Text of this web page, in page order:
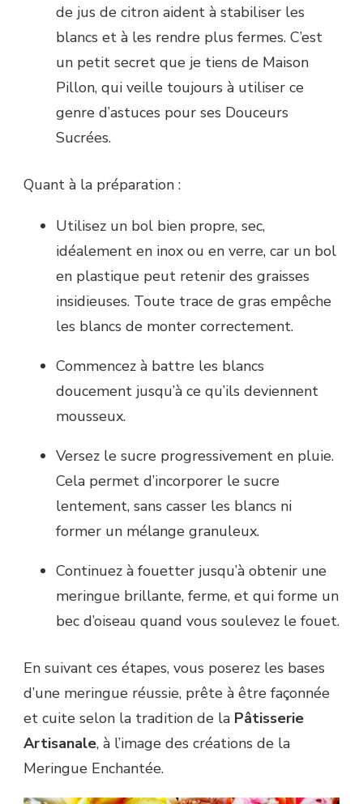
de jus de citron aident à stabiliser les
blancs et à les rendre plus fermes. C’est
un petit secret que je tiens de Maison
Pillon, qui veille toujours à utiliser ce
genre d’astuces pour ses Douceurs
Sucrées.
Quant à la préparation :
Utilisez un bol bien propre, sec,
idéalement en inox ou en verre, car un bol
en plastique peut retenir des graisses
insidieuses. Toute trace de gras empêche
les blancs de monter correctement.
Commencez à battre les blancs
doucement jusqu’à ce qu’ils deviennent
mousseux.
Versez le sucre progressivement en pluie.
Cela permet d’incorporer le sucre
lentement, sans casser les blancs ni
former un mélange granuleux.
Continuez à fouetter jusqu’à obtenir une
meringue brillante, ferme, et qui forme un
bec d’oiseau quand vous soulevez le fouet.
En suivant ces étapes, vous poserez les bases
d’une meringue réussie, prête à être façonnée
et cuite selon la tradition de la Pâtisserie
Artisanale, à l’image des créations de la
Meringue Enchantée.